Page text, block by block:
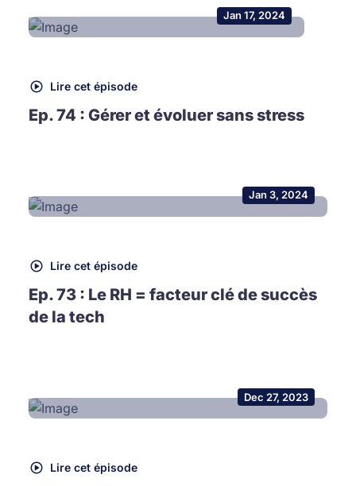
Jan 17, 2024
Lire cet épisode
Ep. 74 : Gérer et évoluer sans stress
Jan 3, 2024
Lire cet épisode
Ep. 73 : Le RH = facteur clé de succès
de la tech
Dec 27, 2023
Lire cet épisode